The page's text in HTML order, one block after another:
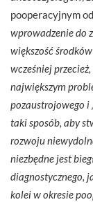
pooperacyjnym
wprowadzenie do
większość
wcześniej
największym
pozaustrojowego i
taki sposób, aby
rozwoju
niezbędne jest
diagnostycznego,
kolei w okresie